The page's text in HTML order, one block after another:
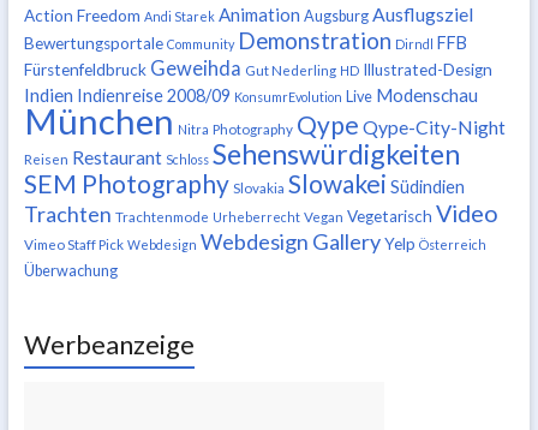
Action Freedom Andi Starek Animation Augsburg Ausflugsziel
Bewertungsportale Community Demonstration Dirndl FFB
Fürstenfeldbruck Geweihda Gut Nederling HD Illustrated-Design
Indien Indienreise 2008/09 KonsumrEvolution Live Modenschau
München Nitra Photography Qype Qype-City-Night
Reisen Restaurant Schloss Sehenswürdigkeiten
SEM Photography Slovakia Slowakei Südindien
Trachten Trachtenmode Urheberrecht Vegan Vegetarisch Video
Vimeo Staff Pick Webdesign Webdesign Gallery Yelp Österreich
Überwachung
Werbeanzeige